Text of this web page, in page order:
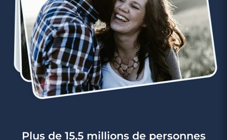
Plus de 15,5 millions de personnes